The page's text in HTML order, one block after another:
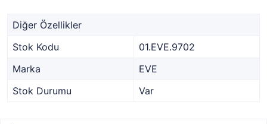
Diğer Özellikler
Stok Kodu
01.EVE.9702
Marka
EVE
Stok Durumu
Var